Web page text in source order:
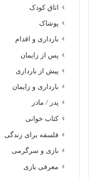
اتاق کودک
پوشاک
بارداری و اقدام
پس از زایمان
پیش از بارداری
بارداری و زایمان
پدر / مادر
کتاب خوانی
فلسفه برای زندگی
بازی و سرگرمی
معرفی بازی